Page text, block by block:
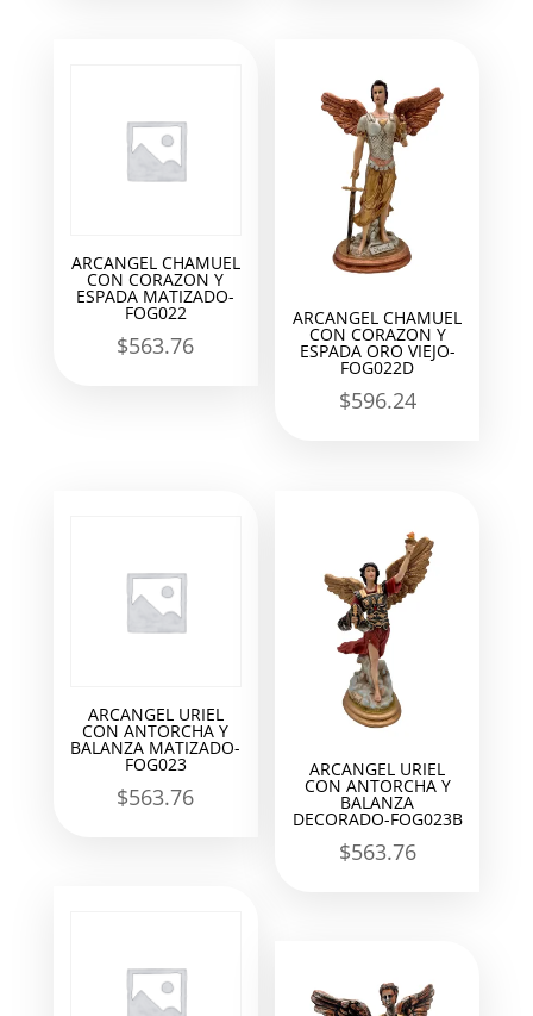
ARCANGEL CHAMUEL
CON CORAZON Y
ESPADA MATIZADO-
FOG022
$563.76
ARCANGEL CHAMUEL
CON CORAZON Y
ESPADA ORO VIEJO-
FOG022D
$596.24
ARCANGEL URIEL
CON ANTORCHA Y
BALANZA MATIZADO-
FOG023
$563.76
ARCANGEL URIEL
CON ANTORCHA Y
BALANZA
DECORADO-FOG023B
$563.76